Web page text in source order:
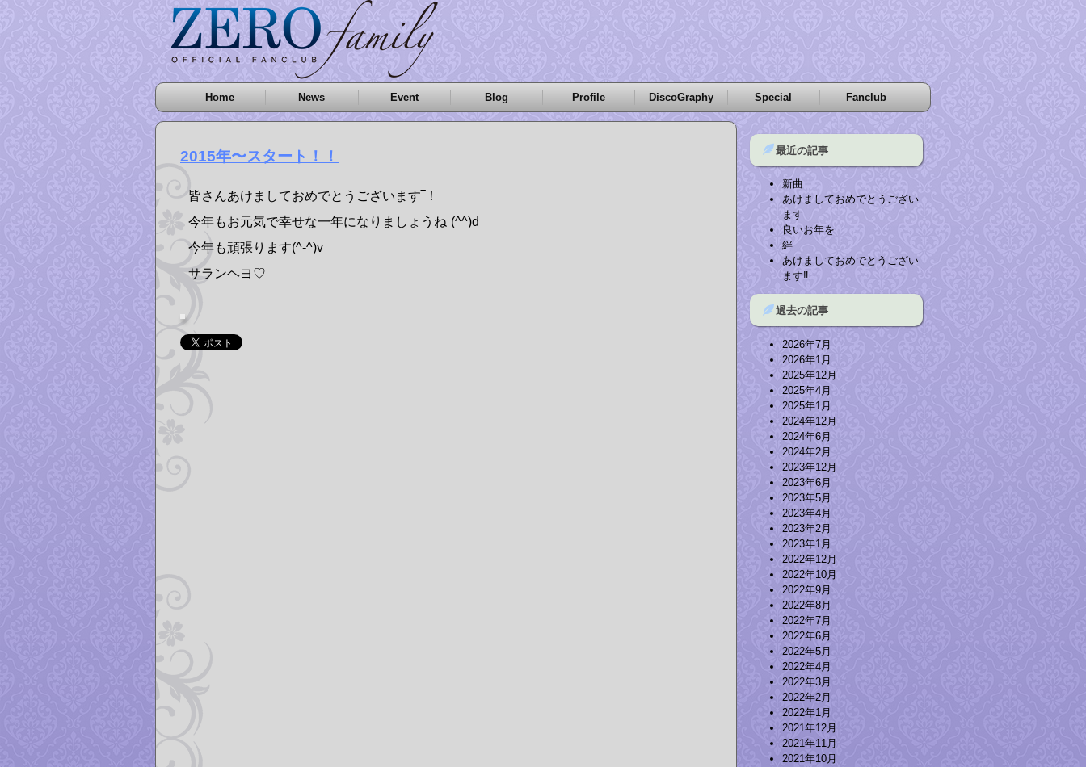
Home News Event Blog Profile DiscoGraphy Special Fanclub
2015年〜スタート！！
皆さんあけましておめでとうございます‾！
今年もお元気で幸せな一年になりましょうね‾(^^)d
今年も頑張ります(^-^)v
サランヘヨ♡
最近の記事
新曲
あけましておめでとうござい
ます
良いお年を
絆
あけましておめでとうござい
ます‼︎
過去の記事
2026年7月
2026年1月
2025年12月
2025年4月
2025年1月
2024年12月
2024年6月
2024年2月
2023年12月
2023年6月
2023年5月
2023年4月
2023年2月
2023年1月
2022年12月
2022年10月
2022年9月
2022年8月
2022年7月
2022年6月
2022年5月
2022年4月
2022年3月
2022年2月
2022年1月
2021年12月
2021年11月
2021年10月